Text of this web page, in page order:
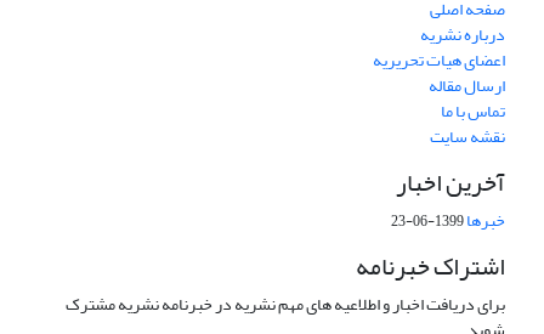
صفحه اصلی
درباره نشریه
اعضای هیات تحریریه
ارسال مقاله
تماس با ما
نقشه سایت
آخرین اخبار
خبرها1399-06-23
اشتراک خبرنامه
برای دریافت اخبار و اطلاعیه های مهم نشریه در خبرنامه نشریه مشترک